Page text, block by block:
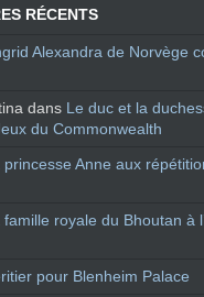
RÉCENTS
Alexandra de Norvège
dans Le duc et la
du Commonwealth
princesse Anne aux
famille royale du Bhoutan à
pour Blenheim Palace